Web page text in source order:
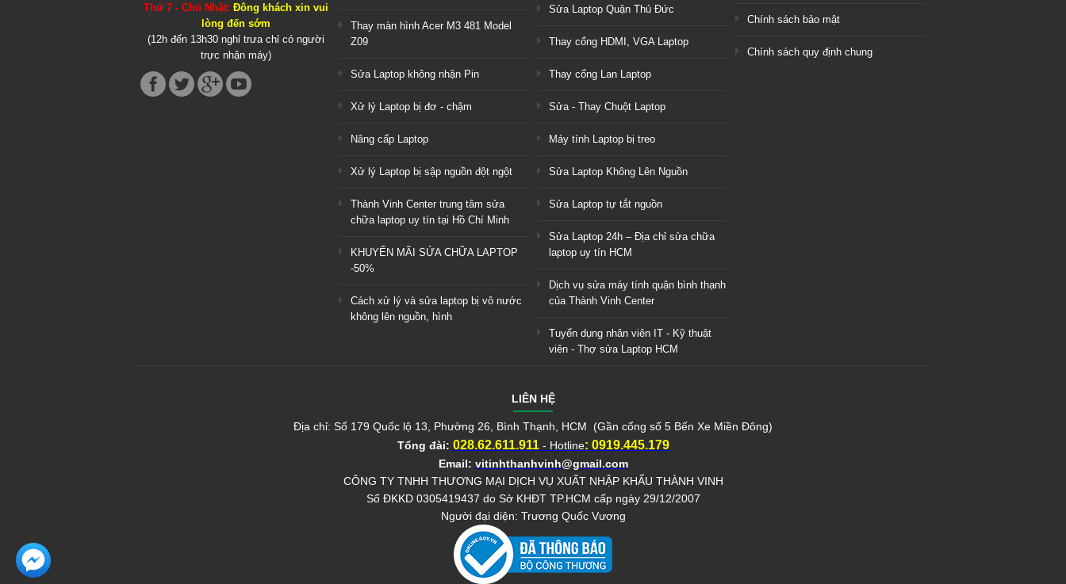
Thứ 7 - Chủ Nhật: Đông khách xin vui
lòng đến sớm
(12h đến 13h30 nghỉ trưa chỉ có người
trực nhận máy)
Thay màn hình Acer M3 481 Model
Z09
Sửa Laptop không nhận Pin
Xử lý Laptop bị đơ - chậm
Nâng cấp Laptop
Xử lý Laptop bị sập nguồn đột ngột
Thành Vinh Center trung tâm sửa
chữa laptop uy tín tại Hồ Chí Minh
KHUYẾN MÃI SỬA CHỮA LAPTOP
-50%
Cách xử lý và sửa laptop bị vô nước
không lên nguồn, hình
Sửa Laptop Quận Thủ Đức
Thay cổng HDMI, VGA Laptop
Thay cổng Lan Laptop
Sửa - Thay Chuột Laptop
Máy tính Laptop bị treo
Sửa Laptop Không Lên Nguồn
Sửa Laptop tự tắt nguồn
Sửa Laptop 24h – Địa chỉ sửa chữa
laptop uy tín HCM
Dịch vụ sửa máy tính quận bình thạnh
của Thành Vinh Center
Tuyển dụng nhân viên IT - Kỹ thuật
viên - Thợ sửa Laptop HCM
Chính sách bảo mật
Chính sách quy định chung
LIÊN HỆ
Địa chỉ: Số 179 Quốc lộ 13, Phường 26, Bình Thạnh, HCM (Gần cổng số 5 Bến Xe Miền Đông)
Tổng đài: 028.62.611.911 - Hotline: 0919.445.179
Email: vitinhthanhvinh@gmail.com
CÔNG TY TNHH THƯƠNG MẠI DỊCH VỤ XUẤT NHẬP KHẨU THÀNH VINH
Số ĐKKD 0305419437 do Sở KHĐT TP.HCM cấp ngày 29/12/2007
Người đại diện: Trương Quốc Vương